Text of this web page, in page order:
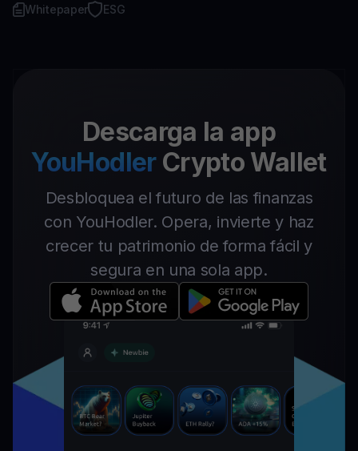
Whitepaper ESG
Descarga la app
YouHodler Crypto Wallet
Desbloquea el futuro de las finanzas
con YouHodler. Opera, invierte y haz
crecer tu patrimonio de forma fácil y
segura en una sola app.